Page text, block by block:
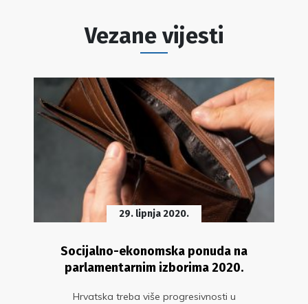
Vezane vijesti
29. lipnja 2020.
Socijalno-ekonomska ponuda na
parlamentarnim izborima 2020.
Hrvatska treba više progresivnosti u